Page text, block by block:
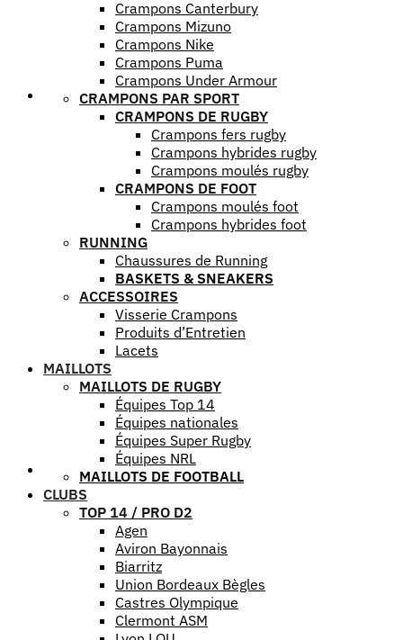
Mes favoris
Crampons Canterbury
Crampons Mizuno
Crampons Nike
Crampons Puma
Crampons Under Armour
CRAMPONS PAR SPORT
CRAMPONS DE RUGBY
Crampons fers rugby
Crampons hybrides rugby
Crampons moulés rugby
CRAMPONS DE FOOT
Crampons moulés foot
Crampons hybrides foot
RUNNING
Chaussures de Running
BASKETS & SNEAKERS
ACCESSOIRES
Visserie Crampons
Produits d’Entretien
Lacets
MAILLOTS
MAILLOTS DE RUGBY
Équipes Top 14
Équipes nationales
Équipes Super Rugby
Équipes NRL
MAILLOTS DE FOOTBALL
CLUBS
TOP 14 / PRO D2
Agen
Aviron Bayonnais
Biarritz
Union Bordeaux Bègles
Castres Olympique
Clermont ASM